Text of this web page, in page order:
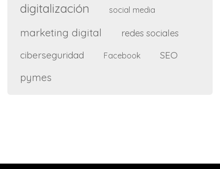
digitalización social media
marketing digital redes sociales
ciberseguridad Facebook SEO
pymes